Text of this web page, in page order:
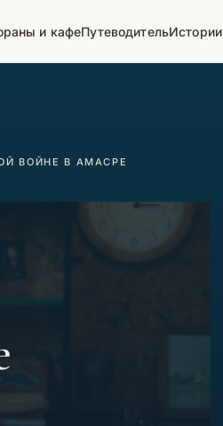
и кафеПутеводительИстории
ВОЙНЕ В АМАСРЕ